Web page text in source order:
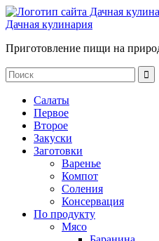
Дачная кулинария
Приготовление пищи на
Салаты
Первое
Второе
Закуски
Заготовки
Варенье
Компот
Соления
Консервация
По продукту
Мясо